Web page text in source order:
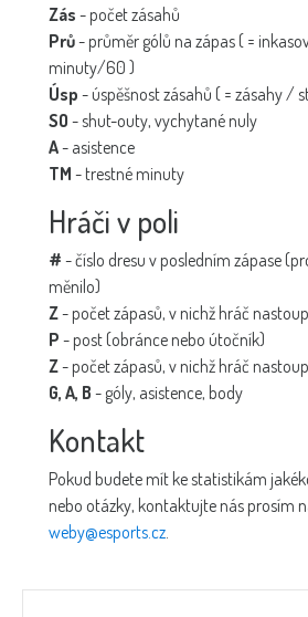
Zás - počet zásahů
Prů- průměr gólů na zápas ( =
minuty/60 )
Úsp - úspěšnost zásahů ( = zásahy /
SO - shut-outy, vychytané nuly
A- asistence
TM - trestné minuty
Hráči v poli
# - číslo dresu v posledním zápase
měnilo)
Z- počet zápasů, v nichž hráč
P - post (obránce nebo útočník)
Z- počet zápasů, v nichž hráč
G, A, B - góly, asistence, body
Kontakt
Pokud budete mít ke statistikám
nebo otázky, kontaktujte nás prosím
weby@esports.cz